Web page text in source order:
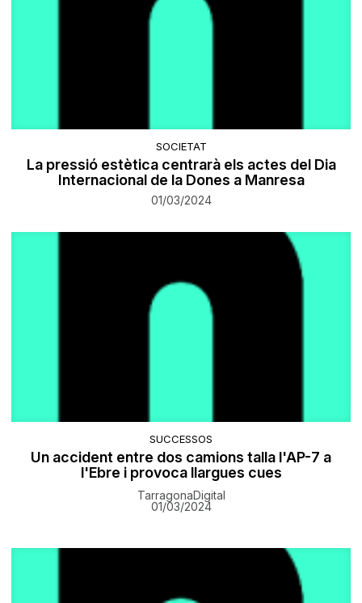
SOCIETAT
La pressió estètica centrarà els actes del Dia
Internacional de la Dones a Manresa
01/03/2024
SUCCESSOS
Un accident entre dos camions talla l'AP-7 a
l'Ebre i provoca llargues cues
TarragonaDigital
01/03/2024